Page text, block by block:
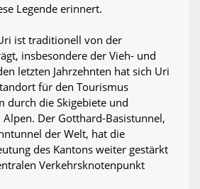
Legende erinnert.
ist traditionell von der
insbesondere der Vieh- und
letzten Jahrzehnten hat sich Uri
für den Tourismus
durch die Skigebiete und
Der Gotthard-Basistunnel,
der Welt, hat die
des Kantons weiter gestärkt
Verkehrsknotenpunkt